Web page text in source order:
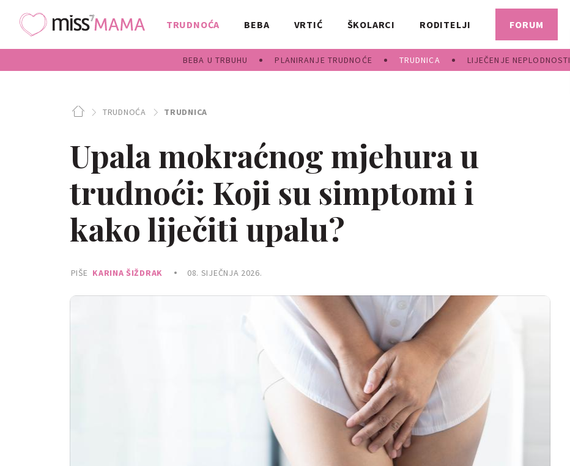
TRUDNOĆA
BEBA U TRBUHU PLANIRANJE TRUDNOĆE TRUDNICA LIJEČENJE NEPLODNOSTI
BEBA VRTIĆ ŠKOLARCI RODITELJI FORUM
TRUDNOĆA TRUDNICA
Upala mokraćnog mjehura u
trudnoći: Koji su simptomi i
kako liječiti upalu?
PIŠE KARINA ŠIŽDRAK 08. SIJEČNJA 2026.